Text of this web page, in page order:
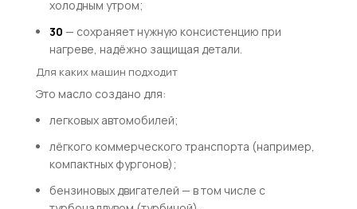
холодным утром;
30 — сохраняет нужную консистенцию при
нагреве, надёжно защищая детали.
Для каких машин подходит
Это масло создано для:
легковых автомобилей;
лёгкого коммерческого транспорта (например,
компактных фургонов);
бензиновых двигателей — в том числе с